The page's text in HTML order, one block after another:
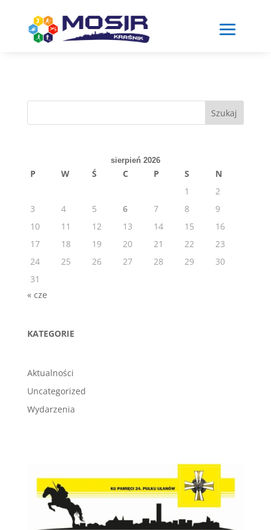
content
Szukaj
sierpień 2026
P W Ś C P S
N
1
2
3
4 5 6 7 8
9
10
11 12 13 14 15
16
17
18 19 20 21 22
23
24
25 26 27 28 29
30
31
« cze
KATEGORIE
Aktualności
Uncategorized
Wydarzenia